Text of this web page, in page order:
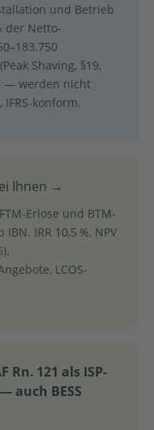
und Betrieb
der Netto-
Shaving, §19,
— werden nicht
IFRS-konform.
Ihnen →
Erlöse und BTM-
IRR 10,5 %, NPV
LCOS-
Rn. 121 als ISP-
auch BESS